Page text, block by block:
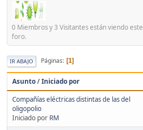
0 Miembros y 3 Visitantes están viendo este
foro.
IR ABAJO Páginas 1
Asunto/Iniciado por
Compañías eléctricas distintas de las del
oligopolio
Iniciado por RM